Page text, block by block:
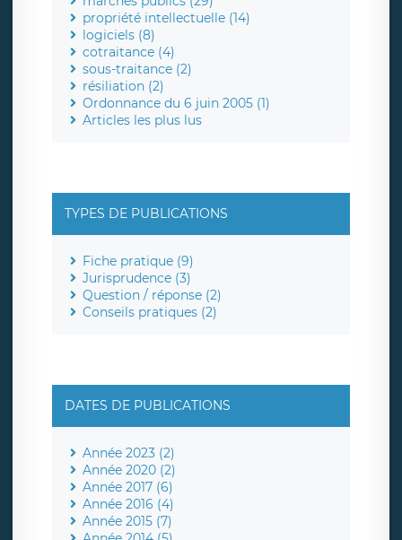
propriété intellectuelle (14)
logiciels (8)
cotraitance (4)
sous-traitance (2)
résiliation (2)
Ordonnance du 6 juin 2005 (1)
Articles les plus lus
TYPES DE PUBLICATIONS
Fiche pratique (9)
Jurisprudence (3)
Question / réponse (2)
Conseils pratiques (2)
DATES DE PUBLICATIONS
Année 2023 (2)
Année 2020 (2)
Année 2017 (6)
Année 2016 (4)
Année 2015 (7)